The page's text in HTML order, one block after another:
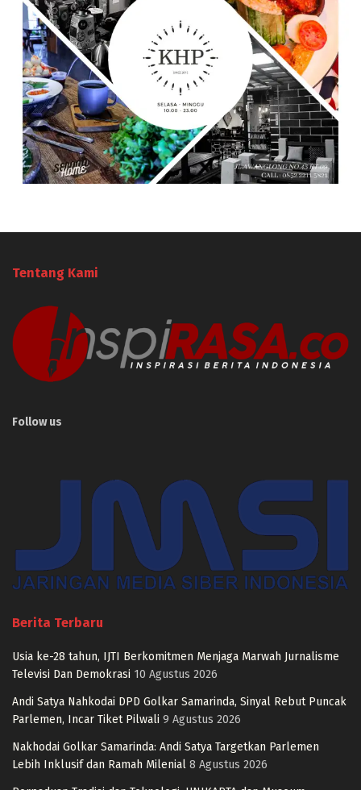
Tentang Kami
Follow us
Berita Terbaru
Usia ke-28 tahun, IJTI Berkomitmen Menjaga Marwah Jurnalisme
Televisi Dan Demokrasi 10 Agustus 2026
Andi Satya Nahkodai DPD Golkar Samarinda, Sinyal Rebut Puncak
Parlemen, Incar Tiket Pilwali 9 Agustus 2026
Nakhodai Golkar Samarinda: Andi Satya Targetkan Parlemen
Lebih Inklusif dan Ramah Milenial 8 Agustus 2026